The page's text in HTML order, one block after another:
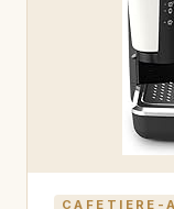
CAFETIERE-